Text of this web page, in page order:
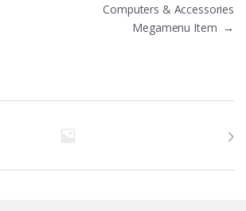
Computers & Accessories
Megamenu Item →